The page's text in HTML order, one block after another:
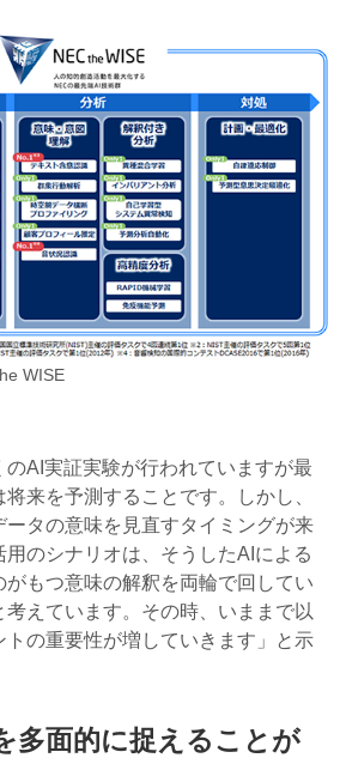
WISE
AI実証実験が行われていますが最
来を予測することです。しかし、
タの意味を見直すタイミングが来
用のシナリオは、そうしたAIによる
もつ意味の解釈を両輪で回してい
考えています。その時、いままで以
トの重要性が増していきます」と示
多面的に捉えることが